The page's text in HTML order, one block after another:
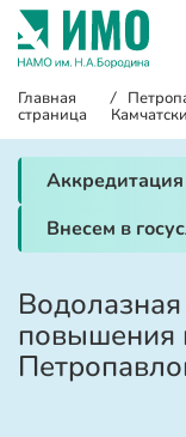
Главная
страница
/
Внесем в
повышения